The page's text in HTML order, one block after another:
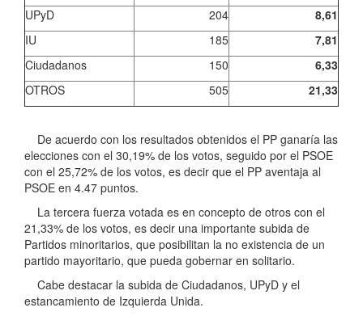
UPyD
204
8,61
IU
185
7,81
Ciudadanos
150
6,33
OTROS
505 21,33
De acuerdo con los resultados obtenidos el PP ganaría las
elecciones con el 30,19% de los votos, seguido por el PSOE
con el 25,72% de los votos, es decir que el PP aventaja al
PSOE en 4.47 puntos.
La tercera fuerza votada es en concepto de otros con el
21,33% de los votos, es decir una importante subida de
Partidos minoritarios, que posibilitan la no existencia de un
partido mayoritario, que pueda gobernar en solitario.
Cabe destacar la subida de Ciudadanos, UPyD y el
estancamiento de Izquierda Unida.